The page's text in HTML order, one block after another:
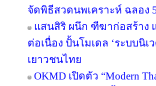
จัดพิธีสวดนพเคราะห์ ฉลอง
แสนสิริ ผนึก ฑีฆาก่อสร้าง
ต่อเนื่อง ปั้นโมเดล ‘ระบบนิ
เยาวชนไทย
OKMD เปิดตัว “Modern